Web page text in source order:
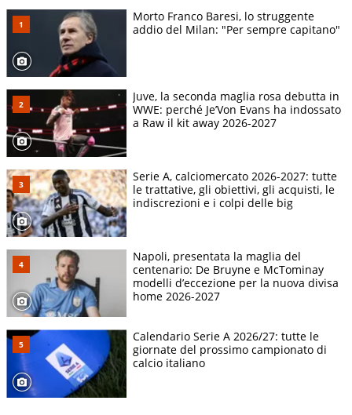
Morto Franco Baresi, lo struggente
addio del Milan: "Per sempre capitano"
Juve, la seconda maglia rosa debutta in
WWE: perché Je’Von Evans ha indossato
a Raw il kit away 2026-2027
Serie A, calciomercato 2026-2027: tutte
le trattative, gli obiettivi, gli acquisti, le
indiscrezioni e i colpi delle big
Napoli, presentata la maglia del
centenario: De Bruyne e McTominay
modelli d’eccezione per la nuova divisa
home 2026-2027
Calendario Serie A 2026/27: tutte le
giornate del prossimo campionato di
calcio italiano